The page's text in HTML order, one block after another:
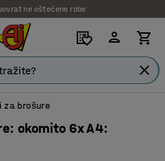
ne oštećene robe
za brošure
okomito 6x A4: